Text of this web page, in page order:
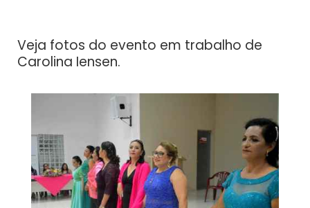
Veja fotos do evento em trabalho de
Carolina Iensen.